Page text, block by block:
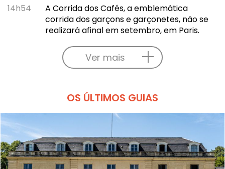
14h54
A Corrida dos Cafés, a emblemática
corrida dos garçons e garçonetes, não se
realizará afinal em setembro, em Paris.
Ver mais
OS ÚLTIMOS GUIAS